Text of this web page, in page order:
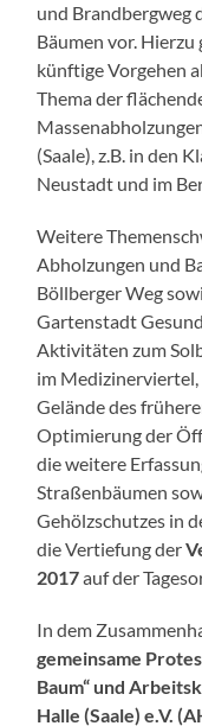
und Brandbergweg
Bäumen vor.
künftige Vorgehen
Thema der
(Saale), z.B. in den
Neustadt und im
Weitere
Abholzungen und
Böllberger Weg
Gartenstadt
Aktivitäten zum
im Medizinerviertel,
Gelände des
Optimierung der
die weitere
Straßenbäumen
Gehölzschutzes in
die Vertiefung der
2017auf der
In dem
gemeinsame
Baum“ und
Halle (Saale) e.V.